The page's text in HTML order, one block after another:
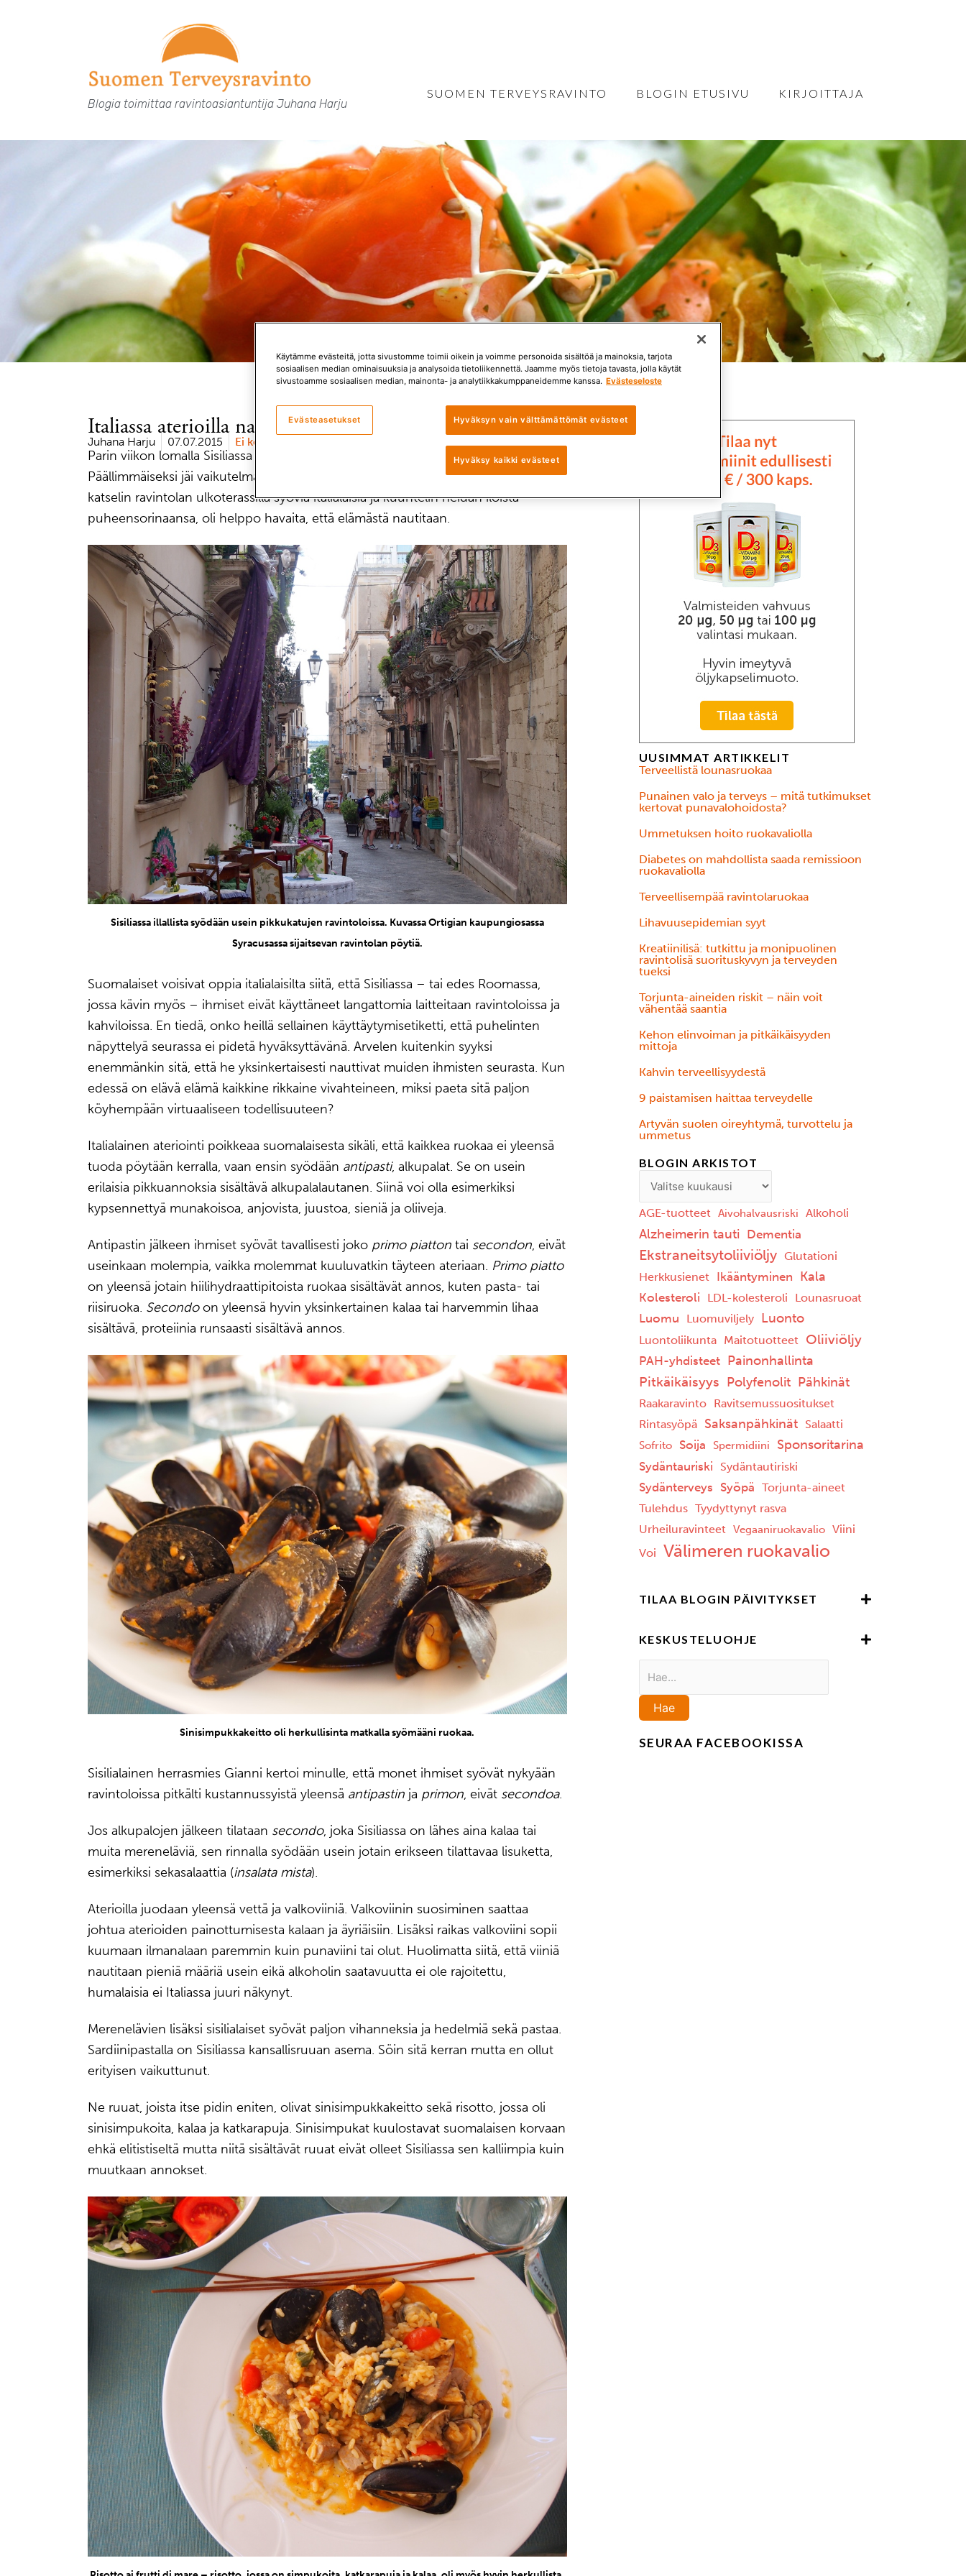
Blogia toimittaa ravintoasiantuntija Juhana Harju
SUOMEN TERVEYSRAVINTO BLOGIN ETUSIVU KIRJOITTAJA
Italiassa aterioilla nautitaan muiden seurasta
Juhana Harju 07.07.2015 Ei kommentteja
Parin viikon lomalla Sisiliassa oli mielenkiintoista tarkkailla sikäläistä elämänmenoa.
Päällimmäiseksi jäi vaikutelma, että siellä ihmisillä on elämäntaitoa. Kun iltaisin
katselin ravintolan ulkoterassilla syöviä italialaisia ja kuuntelin heidän iloista
puheensorinaansa, oli helppo havaita, että elämästä nautitaan.
Sisiliassa illallista syödään usein pikkukatujen ravintoloissa. Kuvassa Ortigian kaupungiosassa
Syracusassa sijaitsevan ravintolan pöytiä.
Suomalaiset voisivat oppia italialaisilta siitä, että Sisiliassa – tai edes Roomassa,
jossa kävin myös – ihmiset eivät käyttäneet langattomia laitteitaan ravintoloissa ja
kahviloissa. En tiedä, onko heillä sellainen käyttäytymisetiketti, että puhelinten
näpyttelyä seurassa ei pidetä hyväksyttävänä. Arvelen kuitenkin syyksi
enemmänkin sitä, että he yksinkertaisesti nauttivat muiden ihmisten seurasta. Kun
edessä on elävä elämä kaikkine rikkaine vivahteineen, miksi paeta sitä paljon
köyhempään virtuaaliseen todellisuuteen?
Italialainen ateriointi poikkeaa suomalaisesta sikäli, että kaikkea ruokaa ei yleensä
tuoda pöytään kerralla, vaan ensin syödään antipasti, alkupalat. Se on usein
erilaisia pikkuannoksia sisältävä alkupalalautanen. Siinä voi olla esimerkiksi
kypsennettyä munakoisoa, anjovista, juustoa, sieniä ja oliiveja.
Antipastin jälkeen ihmiset syövät tavallisesti joko primo piatton tai secondon, eivät
useinkaan molempia, vaikka molemmat kuuluvatkin täyteen ateriaan. Primo piatto
on yleensä jotain hiilihydraattipitoista ruokaa sisältävät annos, kuten pasta- tai
riisiruoka. Secondoon yleensä hyvin yksinkertainen kalaa tai harvemmin lihaa
sisältävä, proteiinia runsaasti sisältävä annos.
Sinisimpukkakeitto oli herkullisinta matkalla syömääni ruokaa.
Sisilialainen herrasmies Gianni kertoi minulle, että monet ihmiset syövät nykyään
ravintoloissa pitkälti kustannussyistä yleensä antipastin ja primon, eivät secondoa.
Jos alkupalojen jälkeen tilataan secondo, joka Sisiliassa on lähes aina kalaa tai
muita mereneläviä, sen rinnalla syödään usein jotain erikseen tilattavaa lisuketta,
esimerkiksi sekasalaattia (insalata mista).
Aterioilla juodaan yleensä vettä ja valkoviiniä. Valkoviinin suosiminen saattaa
johtua aterioiden painottumisesta kalaan ja äyriäisiin. Lisäksi raikas valkoviini sopii
kuumaan ilmanalaan paremmin kuin punaviini tai olut. Huolimatta siitä, että viiniä
nautitaan pieniä määriä usein eikä alkoholin saatavuutta ei ole rajoitettu,
humalaisia ei Italiassa juuri näkynyt.
Merenelävien lisäksi sisilialaiset syövät paljon vihanneksia ja hedelmiä sekä pastaa.
Sardiinipastalla on Sisiliassa kansallisruuan asema. Söin sitä kerran mutta en ollut
erityisen vaikuttunut.
Ne ruuat, joista itse pidin eniten, olivat sinisimpukkakeitto sekä risotto, jossa oli
sinisimpukoita, kalaa ja katkarapuja. Sinisimpukat kuulostavat suomalaisen korvaan
ehkä elitistiseltä mutta niitä sisältävät ruuat eivät olleet Sisiliassa sen kalliimpia kuin
muutkaan annokset.
UUSIMMAT ARTIKKELIT
Terveellistä lounasruokaa
Punainen valo ja terveys – mitä tutkimukset
kertovat punavalohoidosta?
Ummetuksen hoito ruokavaliolla
Diabetes on mahdollista saada remissioon
ruokavaliolla
Terveellisempää ravintolaruokaa
Lihavuusepidemian syyt
Kreatiinilisä: tutkittu ja monipuolinen
ravintolisä suorituskyvyn ja terveyden
tueksi
Torjunta-aineiden riskit – näin voit
vähentää saantia
Kehon elinvoiman ja pitkäikäisyyden
mittoja
Kahvin terveellisyydestä
9 paistamisen haittaa terveydelle
Ärtyvän suolen oireyhtymä, turvottelu ja
ummetus
BLOGIN ARKISTOT
AGE-tuotteet Aivohalvausriski Alkoholi
Alzheimerin tauti Dementia
Ekstraneitsytoliiviöljy Glutationi
Herkkusienet Ikääntyminen Kala
Kolesteroli LDL-kolesteroli Lounasruoat
Luomu Luomuviljely Luonto
Luontoliikunta Maitotuotteet Oliiviöljy
PAH-yhdisteet Painonhallinta
Pitkäikäisyys Polyfenolit Pähkinät
Raakaravinto Ravitsemussuositukset
Rintasyöpä Saksanpähkinät Salaatti
Sofrito Soija Spermidiini Sponsoritarina
Sydäntauriski Sydäntautiriski
Sydänterveys Syöpä Torjunta-aineet
Tulehdus Tyydyttynyt rasva
Urheiluravinteet Vegaaniruokavalio Viini
Voi Välimeren ruokavalio
TILAA BLOGIN PÄIVITYKSET
KESKUSTELUOHJE
Hae
SEURAA FACEBOOKISSA
Käytämme evästeitä, jotta sivustomme toimii oikein ja voimme personoida sisältöä ja mainoksia, tarjota
sosiaalisen median ominaisuuksia ja analysoida tietoliikennettä. Jaamme myös tietoja tavasta, jolla käytät
sivustoamme sosiaalisen median, mainonta- ja analytiikkakumppaneidemme kanssa. Evästeseloste
Hyväksyn vain välttämättömät evästeet
Hyväksy kaikki evästeet
Evästeasetukset